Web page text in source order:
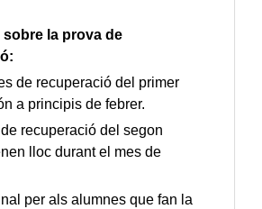
sobre la prova de
de recuperació del primer
a principis de febrer.
recuperació del segon
lloc durant el mes de
per als alumnes que fan la